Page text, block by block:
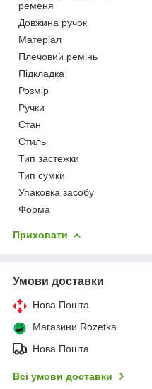
ременя
Довжина ручок
Матеріал
Плечовий ремінь
Підкладка
Розмір
Ручки
Стан
Стиль
Тип застежки
Тип сумки
Упаковка засобу
Форма
Приховати
Умови доставки
Нова Пошта
Магазини Rozetka
Нова Пошта
Всі умови доставки